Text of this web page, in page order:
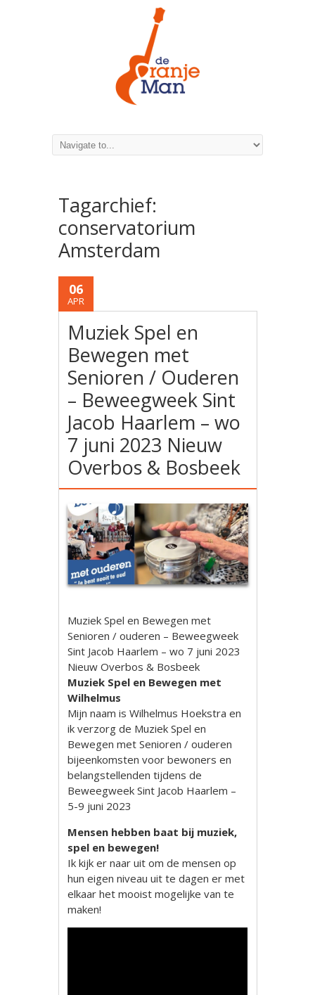
Tagarchief:
conservatorium
Amsterdam
06
APR
Muziek Spel en
Bewegen met
Senioren / Ouderen
– Beweegweek Sint
Jacob Haarlem – wo
7 juni 2023 Nieuw
Overbos & Bosbeek
Muziek Spel en Bewegen met
Senioren / ouderen – Beweegweek
Sint Jacob Haarlem – wo 7 juni 2023
Nieuw Overbos & Bosbeek
Muziek Spel en Bewegen met
Wilhelmus
Mijn naam is Wilhelmus Hoekstra en
ik verzorg de Muziek Spel en
Bewegen met Senioren / ouderen
bijeenkomsten voor bewoners en
belangstellenden tijdens de
Beweegweek Sint Jacob Haarlem –
5-9 juni 2023
Mensen hebben baat bij muziek,
spel en bewegen!
Ik kijk er naar uit om de mensen op
hun eigen niveau uit te dagen er met
elkaar het mooist mogelijke van te
maken!